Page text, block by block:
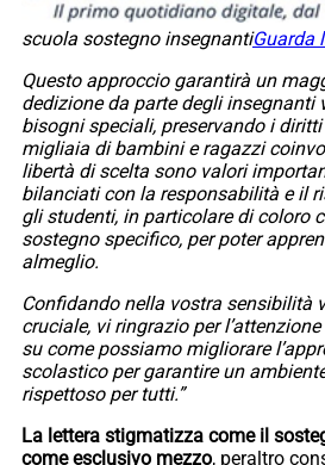
scuola sostegno insegnantiGuarda
Questo approccio garantirà un
dedizione da parte degli insegnanti
bisogni speciali, preservando i diritti
migliaia di bambini e ragazzi
libertà di scelta sono valori
bilanciati con la responsabilità e il
gli studenti, in particolare di coloro
sostegno specifico, per poter
almeglio.
Confidando nella vostra sensibilità
cruciale, vi ringrazio per
su come possiamo migliorare
scolastico per garantire un
rispettoso per tutti.”
La lettera stigmatizza come il
come esclusivo mezzo, peraltro